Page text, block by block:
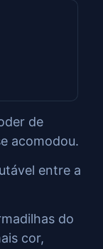
de
acomodou.
entre a
do
cor,